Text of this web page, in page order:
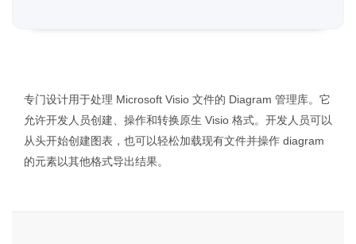
专门设计用于处理 Microsoft Visio 文件的 Diagram 管理库。它
允许开发人员创建、操作和转换原生 Visio 格式。开发人员可以
从头开始创建图表，也可以轻松加载现有文件并操作 diagram
的元素以其他格式导出结果。